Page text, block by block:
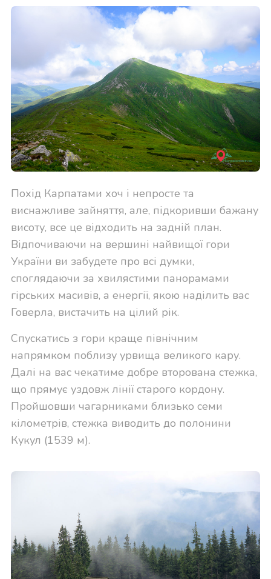
Похід Карпатами хоч і непросте та
виснажливе зайняття, але, підкоривши бажану
висоту, все це відходить на задній план.
Відпочиваючи на вершині найвищої гори
України ви забудете про всі думки,
споглядаючи за хвилястими панорамами
гірських масивів, а енергії, якою наділить вас
Говерла, вистачить на цілий рік.
Спускатись з гори краще північним
напрямком поблизу урвища великого кару.
Далі на вас чекатиме добре вторована стежка,
що прямує уздовж лінії старого кордону.
Пройшовши чагарниками близько семи
кілометрів, стежка виводить до полонини
Кукул (1539 м).